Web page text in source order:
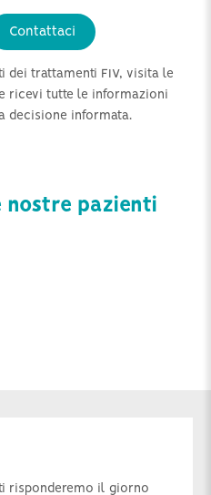
dei trattamenti FIV, visita le
ricevi tutte le informazioni
decisione informata.
Contattaci
nostre pazienti
risponderemo il giorno